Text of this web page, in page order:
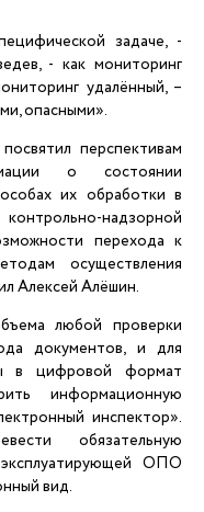
задаче, -
- как мониторинг
удалённый, –
опасными».
перспективам
о состоянии
их обработки в
надзорной
перехода к
осуществления
Алексей Алёшин.
любой проверки
документов, и для
в цифровой формат
информационную
инспектор».
обязательную
ОПО
вид.